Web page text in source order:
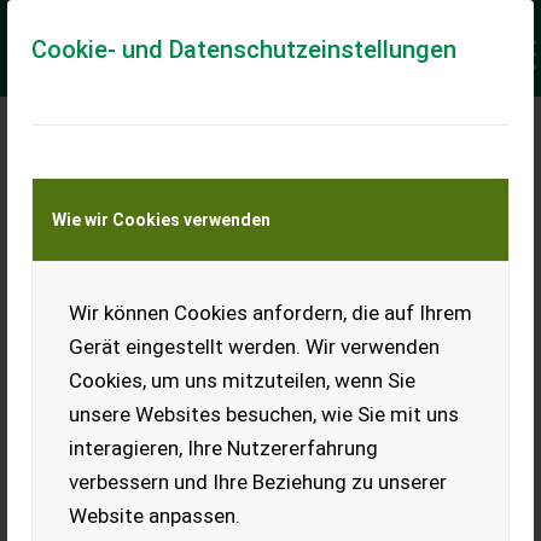
Cookie- und Datenschutzeinstellungen
Wie wir Cookies verwenden
Wir können Cookies anfordern, die auf Ihrem
Gerät eingestellt werden. Wir verwenden
Cookies, um uns mitzuteilen, wenn Sie
unsere Websites besuchen, wie Sie mit uns
interagieren, Ihre Nutzererfahrung
verbessern und Ihre Beziehung zu unserer
Website anpassen.
Meine Transportkostenanfrage
Transport von Land- und Baumaschinen –
KEINE Tiertransporte
Ladeort
Ort